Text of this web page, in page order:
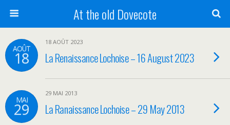
At the old Dovecote
AOÛT
18
18 AOÛT 2023
La Renaissance Lochoise – 16 August 2023
MAI
29
29 MAI 2013
La Ranaissance Lochoise – 29 May 2013